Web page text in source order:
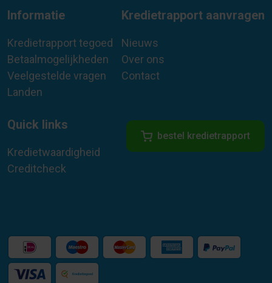
Informatie
Kredietrapport tegoed
Betaalmogelijkheden
Veelgestelde vragen
Landen
Kredietrapport aanvragen
Nieuws
Over ons
Contact
Quick links
Kredietwaardigheid
Creditcheck
bestel kredietrapport